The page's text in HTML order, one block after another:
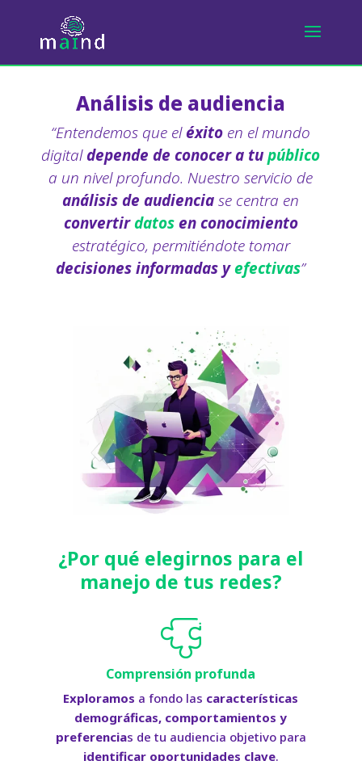
Análisis de audiencia
“Entendemos que eléxito en el mundo
digitaldepende de conocer a tupúblico
a un nivel profundo. Nuestro servicio de
análisis de audienciase centra en
convertirdatosen conocimiento
estratégico, permitiéndote tomar
decisiones informadas yefectivas”
¿Por qué elegirnos para el
manejo de tus redes?
Comprensión profunda
Exploramos a fondo las características
demográficas, comportamientos y
preferencias de tu audiencia objetivo para
identificar oportunidades clave.